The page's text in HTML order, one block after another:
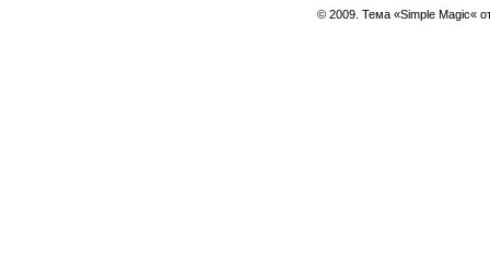
© 2009. Тема «Simple Magic«